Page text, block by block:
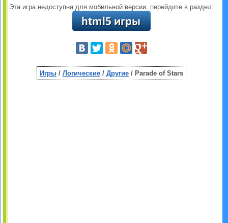
Эта игра недоступна для мобильной версии, перейдите в раздел:
Игры/ Логические/ Другие/ Parade of Stars